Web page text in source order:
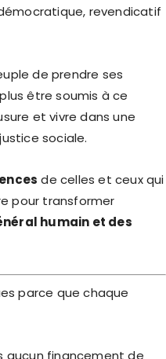
revendicatif
de prendre ses
être soumis à ce
et vivre dans une
sociale.
de celles et ceux qui
pour transformer
humain et des
parce que chaque
aucun financement de